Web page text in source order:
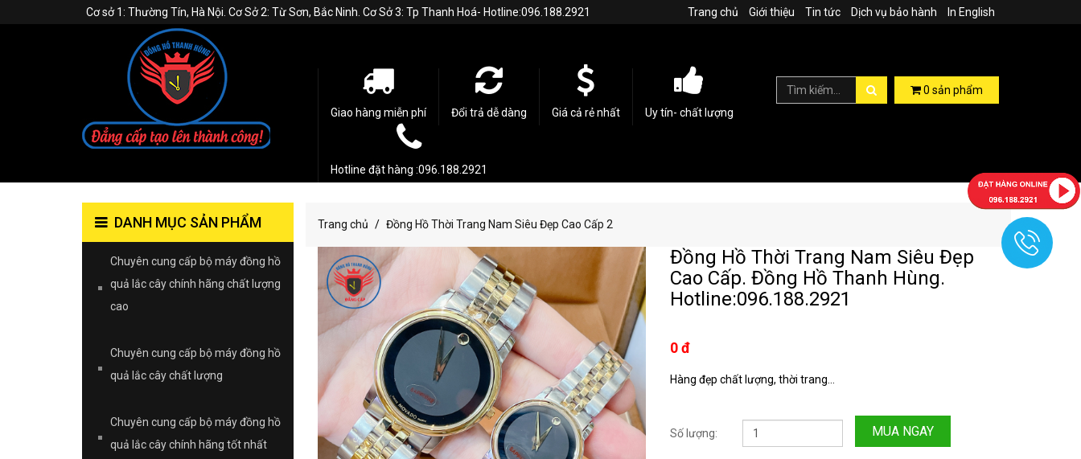
Trang chủ Giới thiệu Tin tức Dịch vụ bảo hành In English
Cơ sở 1: Thường Tín, Hà Nội. Cơ Sở 2: Từ Sơn, Bắc Ninh. Cơ Sở 3: Tp Thanh Hoá- Hotline:096.188.2921
Giao hàng miễn phí Đổi trả dễ dàng Giá cả rẻ nhất Uy tín- chất lượng
Hotline đặt hàng :096.188.2921
0 sản phẩm
Trang chủ Đồng Hồ Thời Trang Nam Siêu Đẹp Cao Cấp 2
Đồng Hồ Thời Trang Nam Siêu Đẹp
Cao Cấp. Đồng Hồ Thanh Hùng.
Hotline:096.188.2921
0 đ
Hàng đẹp chất lượng, thời trang...
Số lượng: MUA NGAY
DANH MỤC SẢN PHẨM
Chuyên cung cấp bộ máy đồng hồ
quả lắc cây chính hãng chất lượng
cao
Chuyên cung cấp bộ máy đồng hồ
quả lắc cây chất lượng
Chuyên cung cấp bộ máy đồng hồ
quả lắc cây chính hãng tốt nhất